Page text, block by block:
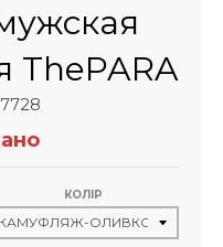
ThePARA
КОЛІР